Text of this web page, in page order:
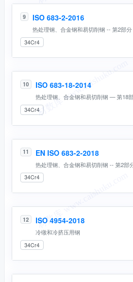
9 ISO 683-2-2016
热处理钢、合金钢和易切削钢 -- 第2部
34Cr4
10 ISO 683-18-2014
热处理钢、合金钢和易切削钢 — 第18
34Cr4
11 EN ISO 683-2-2018
热处理钢、合金钢和易切削钢 -- 第2部
34Cr4
12 ISO 4954-2018
冷镦和冷挤压用钢
34Cr4